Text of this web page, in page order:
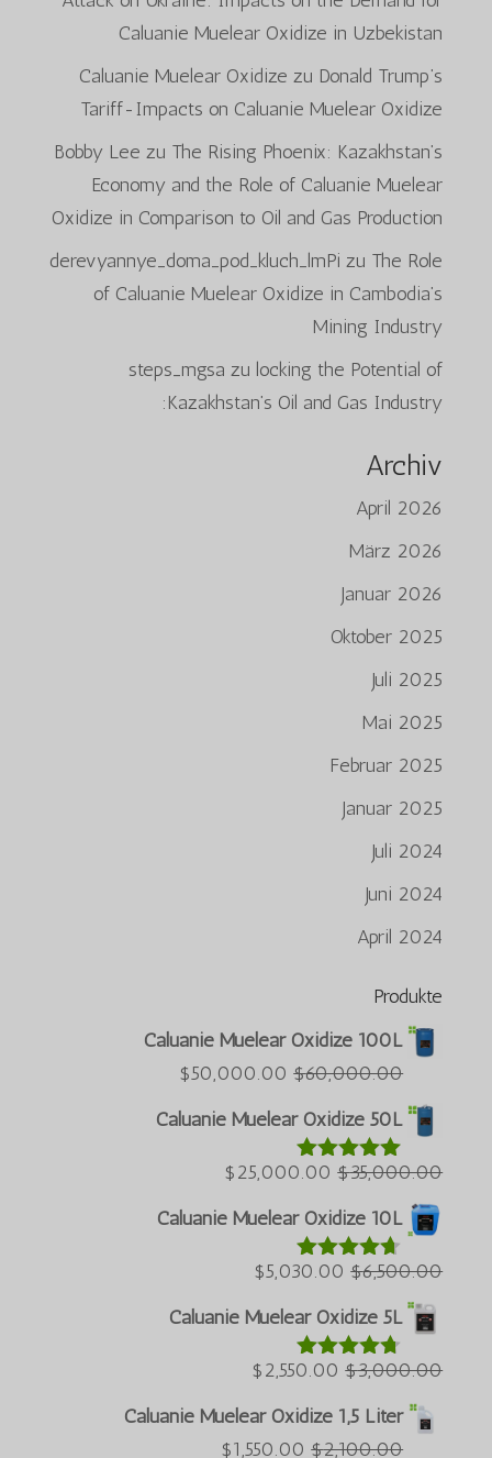
Caluanie Muelear Oxidize in Uzbekistan
Caluanie Muelear Oxidize zu Donald Trump’s
Tariff-Impacts on Caluanie Muelear Oxidize
Bobby Lee zu The Rising Phoenix: Kazakhstan’s
Economy and the Role of Caluanie Muelear
Oxidize in Comparison to Oil and Gas Production
derevyannye_doma_pod_kluch_lmPi zu The Role
of Caluanie Muelear Oxidize in Cambodia’s
Mining Industry
steps_mgsa zu locking the Potential of
Kazakhstan’s Oil and Gas Industry:
Archiv
April 2026
März 2026
Januar 2026
Oktober 2025
Juli 2025
Mai 2025
Februar 2025
Januar 2025
Juli 2024
Juni 2024
April 2024
Produkte
Caluanie Muelear Oxidize 100L
$60,000.00
Der
ursprüngliche
war:
$60,000.00.
$50,000.00
Der
aktuelle
$50,000.00.
Caluanie Muelear Oxidize 50L
Bewertet
von 5
$35,000.00
Der
ursprüngliche
Preis
war:
$35,000.00.
$25,000.00
Der
aktuelle
$25,000.00.
Caluanie Muelear Oxidize 10L
Bewertet
von 5
$6,500.00
Der
ursprüngliche
Preis
war:
$6,500.00.
$5,030.00
Der
aktuelle
beträgt:
$5,030.00.
Caluanie Muelear Oxidize 5L
Bewertet
von 5
$3,000.00
Der
ursprüngliche
$2,550.00
Der
aktuelle
Caluanie Muelear Oxidize 1,5 Liter
$2,100.00
Der
$1,550.00
Der
Қазақ тілі
한국어
ភាសាខ្មែរ
Bahasa Melayu
ພາສາລາວ
العربية
Azərbaycan dili
Português do Brasil